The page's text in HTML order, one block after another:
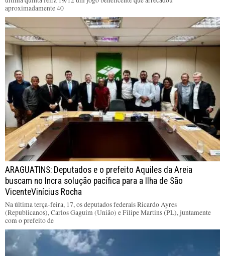
aproximadamente 40
ARAGUATINS: Deputados e o prefeito Aquiles da Areia
buscam no Incra solução pacífica para a Ilha de São
VicenteVinícius Rocha
Na última terça-feira, 17, os deputados federais Ricardo Ayres
(Republicanos), Carlos Gaguim (União) e Filipe Martins (PL), juntamente
com o prefeito de